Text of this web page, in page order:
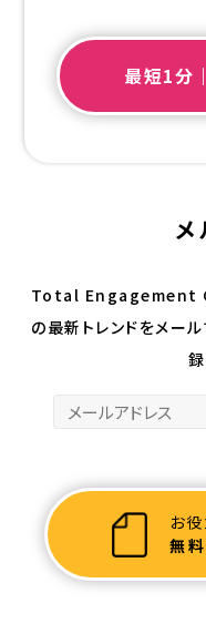
最短1分
メ
Total Engagement
の最新トレンドをメール
お
無